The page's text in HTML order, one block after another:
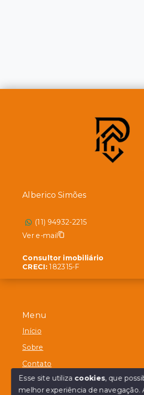
Menu
Início
Sobre
Contato
Alberico Simões
(11) 94932-2215
Ver e-mail
Consultor imobiliário
CRECI:182315-F
Esse site utiliza cookies, que
melhor experiência de navegação.